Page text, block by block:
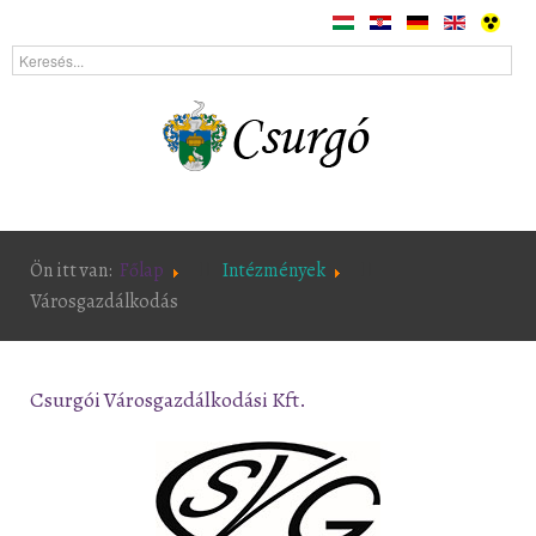
Ön itt van: Főlap
Intézmények
Városgazdálkodás
Csurgói Városgazdálkodási Kft.